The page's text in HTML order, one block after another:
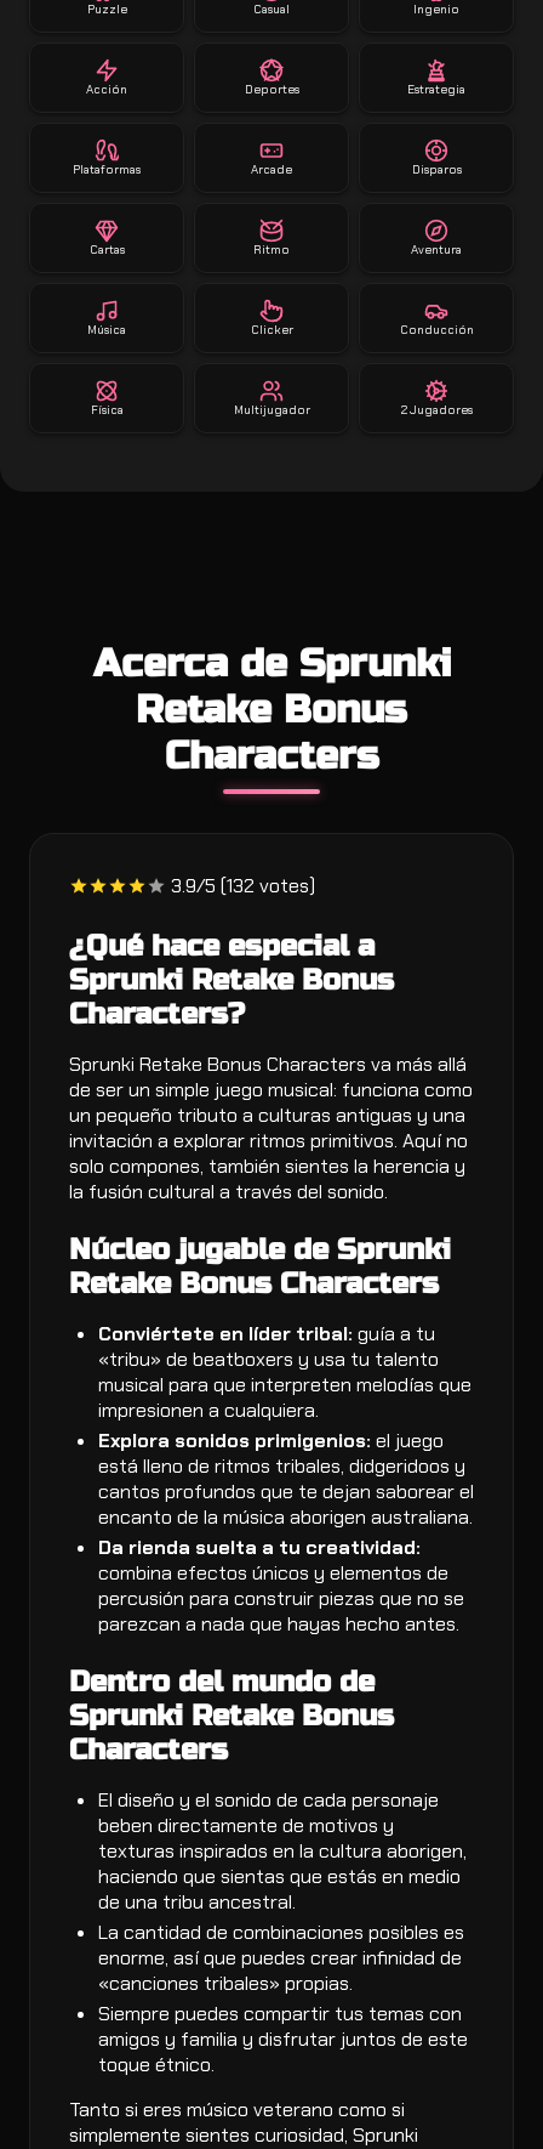
Puzzle Casual Ingenio
Acción Deportes Estrategia
Plataformas Arcade Disparos
Cartas Ritmo Aventura
Música Clicker Conducción
Física Multijugador 2 Jugadores
Acerca de Sprunki
Retake Bonus
Characters
3.9/5 (132 votes)
¿Qué hace especial a
Sprunki Retake Bonus
Characters?
Sprunki Retake Bonus Characters va más allá
de ser un simple juego musical: funciona como
un pequeño tributo a culturas antiguas y una
invitación a explorar ritmos primitivos. Aquí no
solo compones, también sientes la herencia y
la fusión cultural a través del sonido.
Núcleo jugable de Sprunki
Retake Bonus Characters
Conviértete en líder tribal: guía a tu
«tribu» de beatboxers y usa tu talento
musical para que interpreten melodías que
impresionen a cualquiera.
Explora sonidos primigenios: el juego
está lleno de ritmos tribales, didgeridoos y
cantos profundos que te dejan saborear el
encanto de la música aborigen australiana.
Da rienda suelta a tu creatividad:
combina efectos únicos y elementos de
percusión para construir piezas que no se
parezcan a nada que hayas hecho antes.
Dentro del mundo de
Sprunki Retake Bonus
Characters
El diseño y el sonido de cada personaje
beben directamente de motivos y
texturas inspirados en la cultura aborigen,
haciendo que sientas que estás en medio
de una tribu ancestral.
La cantidad de combinaciones posibles es
enorme, así que puedes crear infinidad de
«canciones tribales» propias.
Siempre puedes compartir tus temas con
amigos y familia y disfrutar juntos de este
toque étnico.
Tanto si eres músico veterano como si
simplemente sientes curiosidad, Sprunki